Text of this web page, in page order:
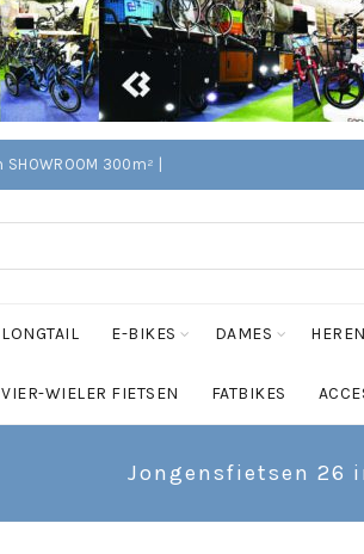
300m² |
E-BIKES DAMES HEREN
VIER-WIELER FIETSEN FATBIKES
Jongensfietsen 26